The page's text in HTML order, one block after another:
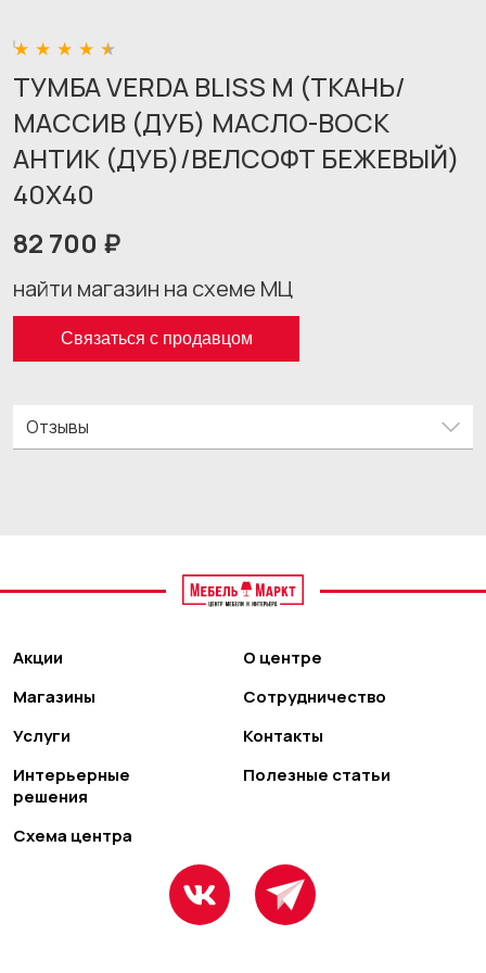
ТУМБА VERDA BLISS M (ТКАНЬ/
МАССИВ (ДУБ) МАСЛО-ВОСК
АНТИК (ДУБ)/ВЕЛСОФТ БЕЖЕВЫЙ)
40X40
82 700 ₽
найти магазин на схеме МЦ
Связаться с продавцом
Отзывы
Акции
Магазины
Услуги
Интерьерные
решения
Схема центра
О центре
Сотрудничество
Контакты
Полезные статьи